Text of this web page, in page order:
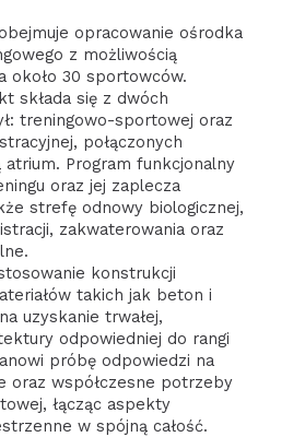
opracowanie ośrodka
z możliwością
około 30 sportowców.
składa się z dwóch
treningowo-sportowej oraz
połączonych
Program funkcjonalny
oraz jej zaplecza
strefę odnowy biologicznej,
zakwaterowania oraz
konstrukcji
takich jak beton i
uzyskanie trwałej,
odpowiedniej do rangi
próbę odpowiedzi na
oraz współczesne potrzeby
łącząc aspekty
w spójną całość.